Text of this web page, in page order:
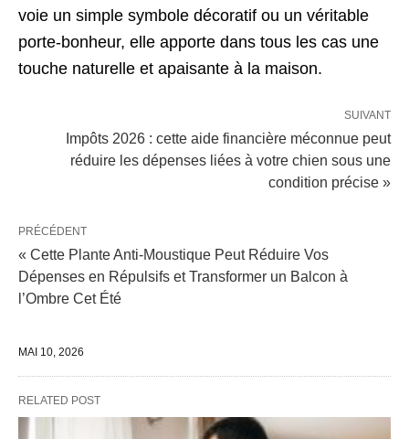
voie un simple symbole décoratif ou un véritable
porte-bonheur, elle apporte dans tous les cas une
touche naturelle et apaisante à la maison.
SUIVANT
Impôts 2026 : cette aide financière méconnue peut
réduire les dépenses liées à votre chien sous une
condition précise »
PRÉCÉDENT
« Cette Plante Anti-Moustique Peut Réduire Vos
Dépenses en Répulsifs et Transformer un Balcon à
l’Ombre Cet Été
MAI 10, 2026
RELATED POST